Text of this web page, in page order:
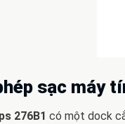
sạc máy
276B1 có một dock